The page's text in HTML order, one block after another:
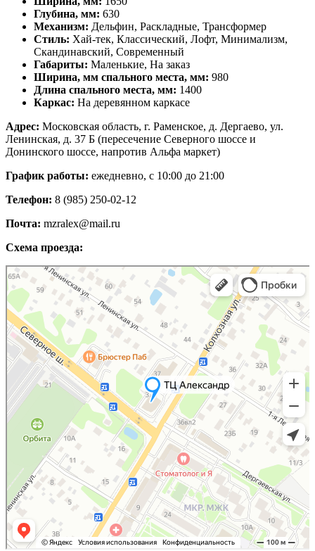
Глубина, мм: 630
Механизм: Дельфин, Раскладные, Трансформер
Стиль: Хай-тек, Классический, Лофт, Минимализм,
Скандинавский, Современный
Габариты: Маленькие, На заказ
Ширина, мм cпального места, мм: 980
Длина спального места, мм: 1400
Каркас: На деревянном каркасе
Адрес: Московская область, г. Раменское, д. Дергаево, ул.
Ленинская, д. 37 Б (пересечение Северного шоссе и
Донинского шоссе, напротив Альфа маркет)
График работы: ежедневно, с 10:00 до 21:00
Телефон: 8 (985) 250-02-12
Почта: mzralex@mail.ru
Схема проезда:
Яндекс Карты
Яндекс Карты — транспорт, навигация, поиск мест